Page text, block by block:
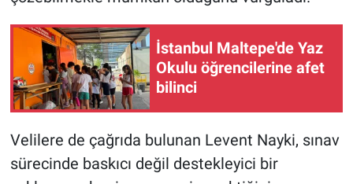
İstanbul Maltepe'de Yaz
Okulu öğrencilerine afet
bilinci
Velilere de çağrıda bulunan Levent Nayki, sınav
sürecinde baskıcı değil destekleyici bir